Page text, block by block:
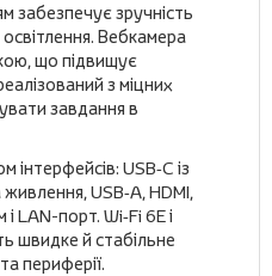
забезпечує зручність
Вебкамера
що підвищує
з міцних
завдання в
USB‑C із
USB‑A, HDMI,
LAN-порт. Wi‑Fi 6E і
швидке й стабільне
периферії.